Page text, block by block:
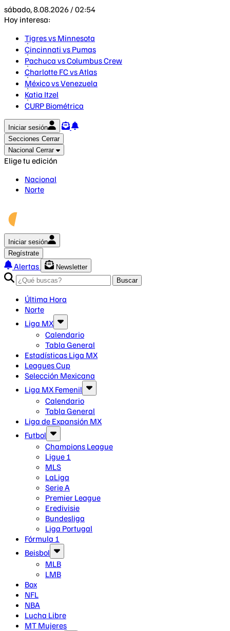
sábado, 8.08.2026 / 02:54
Hoy interesa:
Tigres vs Minnesota
Cincinnati vs Pumas
Pachuca vs Columbus Crew
Charlotte FC vs Atlas
México vs Venezuela
Katia Itzel
CURP Biométrica
Iniciar sesión
Secciones Cerrar
Nacional Cerrar
Elige tu edición
Nacional
Norte
Iniciar sesión
Regístrate
Alertas
Newsletter
Buscar
Última Hora
Norte
Liga MX
Calendario
Tabla General
Estadísticas Liga MX
Leagues Cup
Selección Mexicana
Liga MX Femenil
Calendario
Tabla General
Liga de Expansión MX
Futbol
Champions League
Ligue 1
MLS
LaLiga
Serie A
Premier League
Eredivisie
Bundesliga
Liga Portugal
Fórmula 1
Beisbol
MLB
LMB
Box
NFL
NBA
Lucha Libre
MT Mujeres